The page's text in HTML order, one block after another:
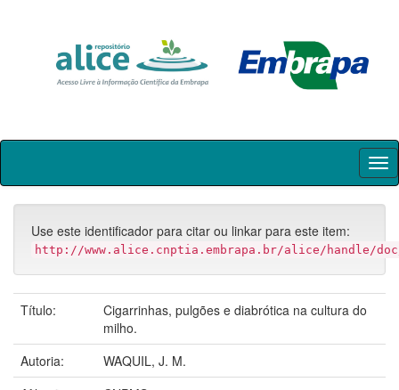
Skip
Use este identificador para citar ou linkar para este item:
http://www.alice.cnptia.embrapa.br/alice/handle/
Título:
Cigarrinhas, pulgões e diabrótica na cultura do
milho.
Autoria:
WAQUIL, J. M.